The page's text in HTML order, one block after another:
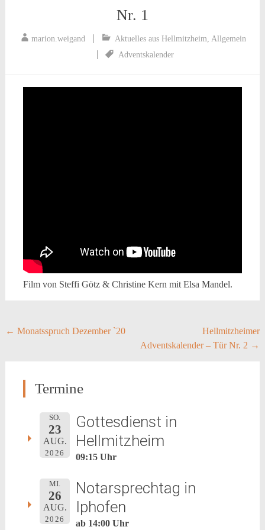
Nr. 1
marion.weigand Aktuelles aus Hellmitzheim Allgemein
Adventskalender
Film von Steffi Götz & Christine Kern mit Elsa Mandel.
Post
← Monatsspruch Dezember `20
Hellmitzheimer
Adventskalender – Tür Nr. 2 →
Termine
SO.
23
AUG.
2026
Gottesdienst in
Hellmitzheim
09:15 Uhr
MI.
26
AUG.
2026
Notarsprechtag in
Iphofen
ab 14:00 Uhr